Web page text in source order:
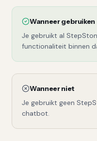
Wanneer gebruiken
Je gebruikt al
functionaliteit binnen
Wanneer niet
Je gebruikt geen
chatbot.